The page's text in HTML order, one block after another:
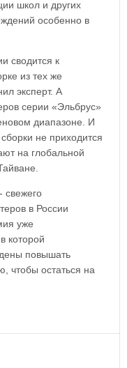
школ и других
особенно в
сводится к
из тех же
эксперт. А
серии «Эльбрус»
диапазоне. И
не приходится
на глобальной
свежего
в России
уже
которой
повышать
чтобы остаться на